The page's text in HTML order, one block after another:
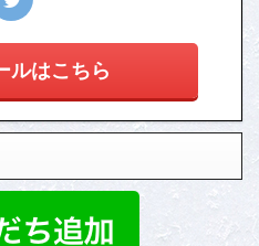
ルはこちら